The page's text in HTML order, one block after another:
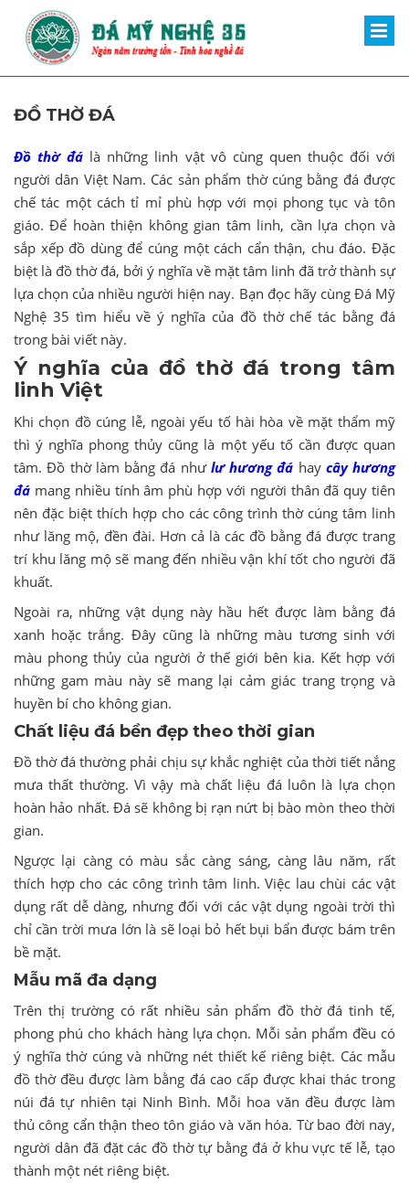
ĐỒ THỜ ĐÁ
Đồ thờ đá là những linh vật vô cùng quen thuộc đối với
người dân Việt Nam. Các sản phẩm thờ cúng bằng đá được
chế tác một cách tỉ mỉ phù hợp với mọi phong tục và tôn
giáo. Để hoàn thiện không gian tâm linh, cần lựa chọn và
sắp xếp đồ dùng để cúng một cách cẩn thận, chu đáo. Đặc
biệt là đồ thờ đá, bởi ý nghĩa về mặt tâm linh đã trở thành sự
lựa chọn của nhiều người hiện nay. Bạn đọc hãy cùng Đá Mỹ
Nghệ 35 tìm hiểu về ý nghĩa của đồ thờ chế tác bằng đá
trong bài viết này.
Ý nghĩa của đồ thờ đá trong tâm
linh Việt
Khi chọn đồ cúng lễ, ngoài yếu tố hài hòa về mặt thẩm mỹ
thì ý nghĩa phong thủy cũng là một yếu tố cần được quan
tâm. Đồ thờ làm bằng đá như lư hương đá hay cây hương
đá mang nhiều tính âm phù hợp với người thân đã quy tiên
nên đặc biệt thích hợp cho các công trình thờ cúng tâm linh
như lăng mộ, đền đài. Hơn cả là các đồ bằng đá được trang
trí khu lăng mộ sẽ mang đến nhiều vận khí tốt cho người đã
khuất.
Ngoài ra, những vật dụng này hầu hết được làm bằng đá
xanh hoặc trắng. Đây cũng là những màu tương sinh với
màu phong thủy của người ở thế giới bên kia. Kết hợp với
những gam màu này sẽ mang lại cảm giác trang trọng và
huyền bí cho không gian.
Chất liệu đá bền đẹp theo thời gian
Đồ thờ đá thường phải chịu sự khắc nghiệt của thời tiết nắng
mưa thất thường. Vì vậy mà chất liệu đá luôn là lựa chọn
hoàn hảo nhất. Đá sẽ không bị rạn nứt bị bào mòn theo thời
gian.
Ngược lại càng có màu sắc càng sáng, càng lâu năm, rất
thích hợp cho các công trình tâm linh. Việc lau chùi các vật
dụng rất dễ dàng, nhưng đối với các vật dụng ngoài trời thì
chỉ cần trời mưa lớn là sẽ loại bỏ hết bụi bẩn được bám trên
bề mặt.
Mẫu mã đa dạng
Trên thị trường có rất nhiều sản phẩm đồ thờ đá tinh tế,
phong phú cho khách hàng lựa chọn. Mỗi sản phẩm đều có
ý nghĩa thờ cúng và những nét thiết kế riêng biệt. Các mẫu
đồ thờ đều được làm bằng đá cao cấp được khai thác trong
núi đá tự nhiên tại Ninh Bình. Mỗi hoa văn đều được làm
thủ công cẩn thận theo tôn giáo và văn hóa. Từ bao đời nay,
người dân đã đặt các đồ thờ tự bằng đá ở khu vực tế lễ, tạo
thành một nét riêng biệt.